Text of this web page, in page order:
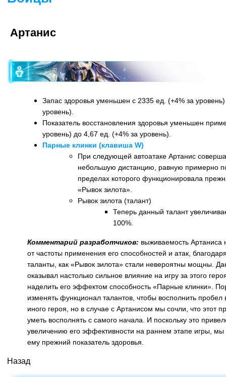
Артанис
Запас здоровья уменьшен с 2335 ед. (+4% за
уровень).
Показатель восстановления здоровья уменьшен
уровень) до 4,67 ед. (+4% за уровень).
Парные клинки (клавиша W)
При следующей автоатаке Артанис
небольшую дистанцию, равную примерно
пределах которого функционировала
«Рывок зилота».
Рывок зилота (талант)
Теперь данный талант
100%.
Комментарий разработчиков: выживаемость Артаниса
от частоты применения его способностей и атак,
таланты, как «Рывок зилота» стали невероятны мощны.
оказывал настолько сильное влияние на игру за этого
наделить его эффектом способность «Парные клинки».
изменять функционал талантов, чтобы восполнить пробел
иного героя, но в случае с Артанисом мы сочли, что этот
уметь восполнять с самого начала. И поскольку это
увеличению его эффективности на раннем этапе игры, мы
ему прежний показатель здоровья.
Назад